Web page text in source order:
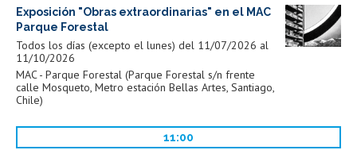
Exposición "Obras extraordinarias" en el MAC
Parque Forestal
Todos los días (excepto el lunes) del 11/07/2026 al
11/10/2026
MAC - Parque Forestal (Parque Forestal s/n frente
calle Mosqueto, Metro estación Bellas Artes, Santiago,
Chile)
11:00